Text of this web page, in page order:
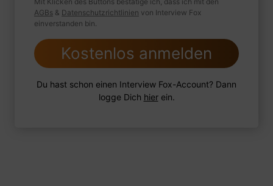
1 Beispiel Antwort schreiben Audio aufnehmen
AGBs & Datenschutzrichtlinien von Interview Fox
einverstanden bin.
Kostenlos anmelden
Du hast schon einen Interview Fox-Account? Dann
logge Dich hierein.